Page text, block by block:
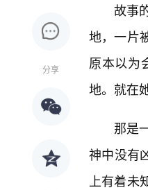
分享
故事
地，一片
原本以为
地。就在
那是
神中没有
上有着未